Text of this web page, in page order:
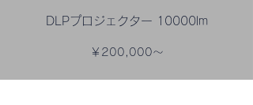
DLPプロジェクター 10000lm
￥200,000～